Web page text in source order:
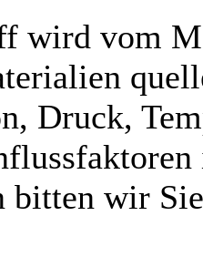
wird vom
Druck,
bitten wir